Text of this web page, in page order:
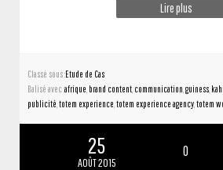
Lire plus
Classé sous :Etude de Cas
Balisé avec :afrique brand content, communication guiness,
publicité totem experience totem experience agency, totem
25
AOÛT 2015
0